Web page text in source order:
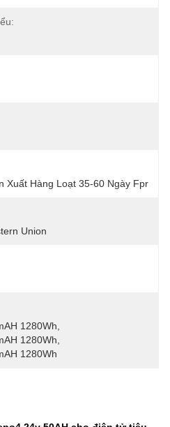
Xuất Hàng Loạt 35-60 Ngày Fpr
Union
1280Wh
1280Wh
1280Wh